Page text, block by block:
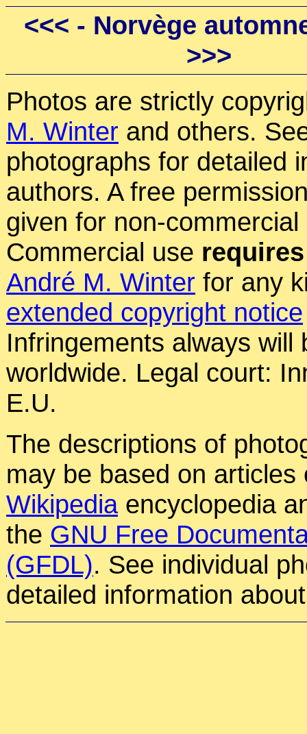
<<< - Norvège
>>>
Photos are strictly
M. Winter and others.
photographs for detailed
authors. A free
given for non-
Commercial use requires
André M. Winter for any
extended copyright notice
Infringements always will
worldwide. Legal court:
E.U.
The descriptions of
may be based on articles
Wikipediaencyclopedia
the GNU Free
(GFDL). See individual
detailed information